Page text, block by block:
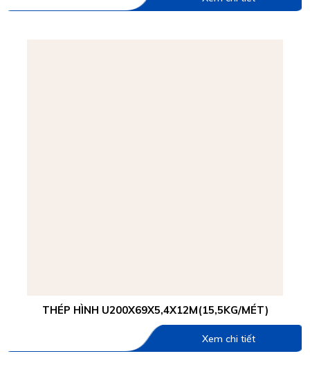
THÉP HÌNH U200X69X5,4X12M(15,5KG/MÉT)
Xem chi tiết